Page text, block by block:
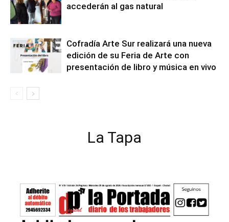
accederán al gas natural
Cofradía Arte Sur realizará una nueva
edición de su Feria de Arte con
presentación de libro y música en vivo
La Tapa